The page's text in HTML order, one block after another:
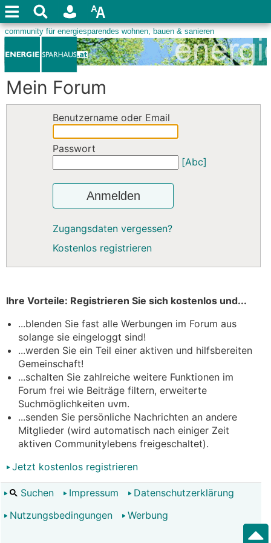
Mein Forum
Benutzername oder Email
Passwort
[Abc]
Anmelden
Zugangsdaten vergessen?
Kostenlos registrieren
Ihre Vorteile: Registrieren Sie sich kostenlos und...
...blenden Sie fast alle Werbungen im Forum aus
solange sie eingeloggt sind!
...werden Sie ein Teil einer aktiven und hilfsbereiten
Gemeinschaft!
...schalten Sie zahlreiche weitere Funktionen im
Forum frei wie Beiträge filtern, erweiterte
Suchmöglichkeiten uvm.
...senden Sie persönliche Nachrichten an andere
Mitglieder (wird automatisch nach einiger Zeit
aktiven Communitylebens freigeschaltet).
Jetzt kostenlos registrieren
Suchen Impressum
Datenschutzerklärung
Nutzungsbedingungen
Werbung